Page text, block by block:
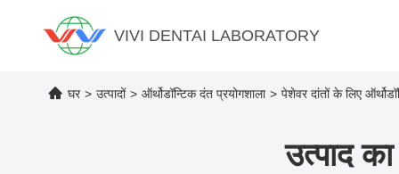
VIVI DENTAI LABORATORY
घर > उत्पादों > ऑर्थोडॉन्टिक दंत प्रयोगशाला > पेशेवर दांतों के लिए
उत्पाद